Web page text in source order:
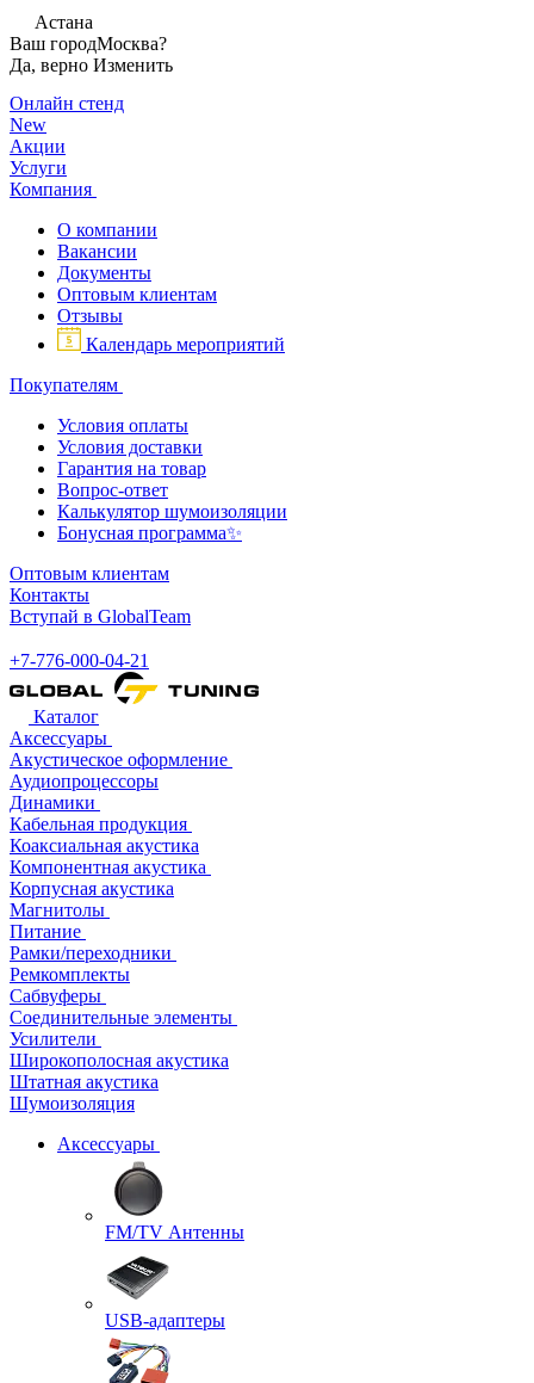
Астана
Ваш городМосква?
Да, верно Изменить
Онлайн стенд
New
Акции
Услуги
Компания
О компании
Вакансии
Документы
Оптовым клиентам
Отзывы
Календарь мероприятий
Покупателям
Условия оплаты
Условия доставки
Гарантия на товар
Вопрос-ответ
Калькулятор шумоизоляции
Бонусная программа✨
Оптовым клиентам
Контакты
Вступай в GlobalTeam
+7-776-000-04-21
Каталог
Аксессуары
Акустическое оформление
Аудиопроцессоры
Динамики
Кабельная продукция
Коаксиальная акустика
Компонентная акустика
Корпусная акустика
Магнитолы
Питание
Рамки/переходники
Ремкомплекты
Сабвуферы
Соединительные элементы
Усилители
Широкополосная акустика
Штатная акустика
Шумоизоляция
Аксессуары
FM/TV Антенны
USB-адаптеры